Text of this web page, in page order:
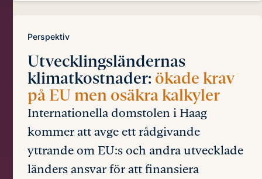
Perspektiv
Utvecklingsländernas
klimatkostnader: ökade krav
på EU men osäkra kalkyler
Internationella domstolen i Haag
kommer att avge ett rådgivande
yttrande om EU:s och andra utvecklade
länders ansvar för att finansiera